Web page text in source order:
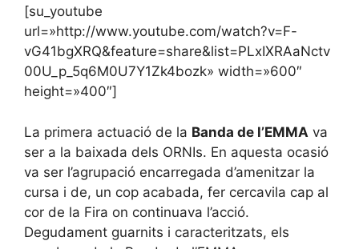
[su_youtube
url=»http://www.youtube.com/watch?v=F-
vG41bgXRQ&feature=share&list=PLxIXRAaNctv
00U_p_5q6M0U7Y1Zk4bozk» width=»600″
height=»400″]
La primera actuació de la Banda de l’EMMA va
ser a la baixada dels ORNIs. En aquesta ocasió
va ser l’agrupació encarregada d’amenitzar la
cursa i de, un cop acabada, fer cercavila cap al
cor de la Fira on continuava l’acció.
Degudament guarnits i caracteritzats, els